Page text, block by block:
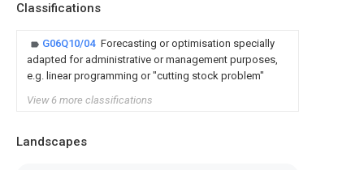
Classifications
G06Q10/04 Forecasting or optimisation specially
adapted for administrative or management purposes,
e.g. linear programming or "cutting stock problem"
View 6 more classifications
Landscapes